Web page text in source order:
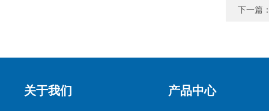
下一篇
关于我们 产品中心